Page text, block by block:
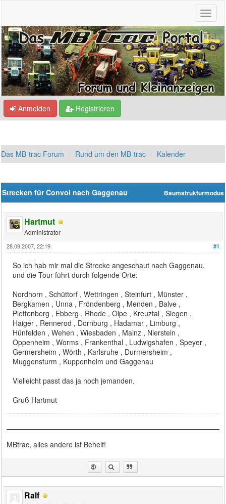
Anmelden Registrieren
Das MB-trac Forum Rund um den MB-trac Kalender
Baumstrukturmodus
Strecken für Convoi nach Gaggenau
Hartmut
Administrator
#1
28.09.2007, 22:19
So ich hab mir mal die Strecke angeschaut nach Gaggenau,
und die Tour führt durch folgende Orte:
Nordhorn , Schüttorf , Wettringen , Steinfurt , Münster ,
Bergkamen , Unna , Fröndenberg , Menden , Balve ,
Plettenberg , Ebberg , Rhode , Olpe , Kreuztal , Siegen ,
Haiger , Rennerod , Dornburg , Hadamar , Limburg ,
Hünfelden , Wehen , Wiesbaden , Mainz , Nierstein ,
Oppenheim , Worms , Frankenthal , Ludwigshafen , Speyer ,
Germersheim , Wörth , Karlsruhe , Durmersheim ,
Muggensturm , Kuppenheim und Gaggenau
Vielleicht passt das ja noch jemanden.
Gruß Hartmut
MBtrac, alles andere ist Behelf!
Ralf